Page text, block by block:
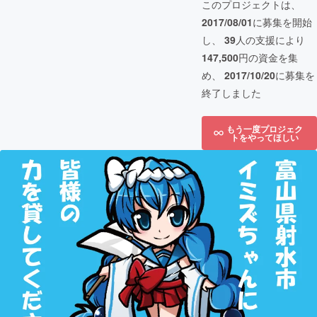
このプロジェクトは、
2017/08/01に募集を開始
し、 39人の支援により
147,500円の資金を集
め、 2017/10/20に募集を
終了しました
もう一度プロジェク
トをやってほしい